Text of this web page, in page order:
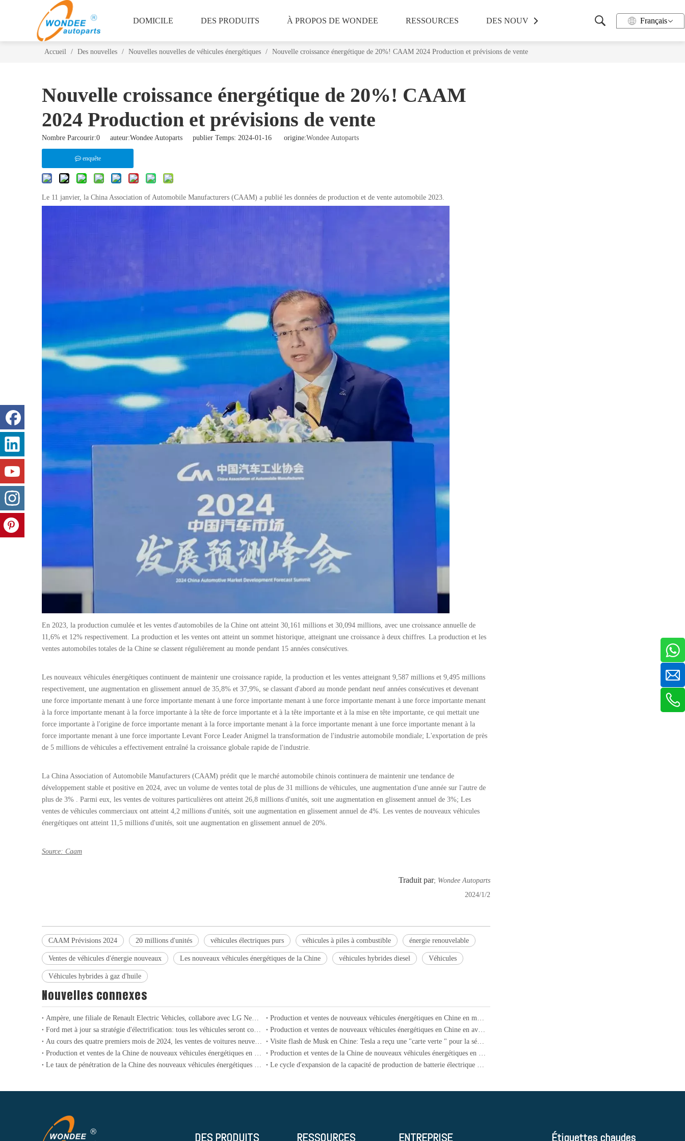
DOMICILE DES PRODUITS À PROPOS DE WONDEE RESSOURCES DES NOUVELLES PRENDRE CONTACT
Français
Accueil / Des nouvelles / Nouvelles nouvelles de véhicules énergétiques / Nouvelle croissance énergétique de 20%! CAAM 2024 Production et prévisions de vente
Nouvelle croissance énergétique de 20%! CAAM
2024 Production et prévisions de vente
Nombre Parcourir:0 auteur:Wondee Autoparts publier Temps: 2024-01-16 origine:Wondee Autoparts
enquête
Le 11 janvier, la China Association of Automobile Manufacturers (CAAM) a publié les données de production et de vente automobile 2023.
En 2023, la production cumulée et les ventes d'automobiles de la Chine ont atteint 30,161 millions et 30,094 millions, avec une croissance annuelle de
11,6% et 12% respectivement. La production et les ventes ont atteint un sommet historique, atteignant une croissance à deux chiffres. La production et les
ventes automobiles totales de la Chine se classent régulièrement au monde pendant 15 années consécutives.
Les nouveaux véhicules énergétiques continuent de maintenir une croissance rapide, la production et les ventes atteignant 9,587 millions et 9,495 millions
respectivement, une augmentation en glissement annuel de 35,8% et 37,9%, se classant d'abord au monde pendant neuf années consécutives et devenant
une force importante menant à une force importante menant à une force importante menant à une force importante menant à une force importante menant
à la force importante menant à la force importante à la tête de force importante et à la tête importante et à la mise en tête importante, ce qui mettait une
force importante à l'origine de force importante menant à la force importante menant à la force importante menant à une force importante menant à la
force importante menant à une force importante Levant Force Leader Anigmel la transformation de l'industrie automobile mondiale; L'exportation de près
de 5 millions de véhicules a effectivement entraîné la croissance globale rapide de l'industrie.
La China Association of Automobile Manufacturers (CAAM) prédit que le marché automobile chinois continuera de maintenir une tendance de
développement stable et positive en 2024, avec un volume de ventes total de plus de 31 millions de véhicules, une augmentation d'une année sur l'autre de
plus de 3% . Parmi eux, les ventes de voitures particulières ont atteint 26,8 millions d'unités, soit une augmentation en glissement annuel de 3%; Les
ventes de véhicules commerciaux ont atteint 4,2 millions d'unités, soit une augmentation en glissement annuel de 4%. Les ventes de nouveaux véhicules
énergétiques ont atteint 11,5 millions d'unités, soit une augmentation en glissement annuel de 20%.
Source: Caam
Traduit par; Wondee Autoparts
2024/1/2
CAAM Prévisions 2024 20 millions d'unités véhicules électriques purs véhicules à piles à combustible énergie renouvelable
Ventes de véhicules d'énergie nouveaux Les nouveaux véhicules énergétiques de la Chine véhicules hybrides diesel Véhicules
Véhicules hybrides à gaz d'huile
Nouvelles connexes
Ampère, une filiale de Renault Electric Vehicles, collabore avec LG New Energy et Catl pour développer une technologie de batterie
Production et ventes de nouveaux véhicules énergétiques en Chine en mai 2024
Ford met à jour sa stratégie d'électrification: tous les véhicules seront convertis en versions hybrides d'ici 2030
Production et ventes de nouveaux véhicules énergétiques en Chine en avril 2024
Au cours des quatre premiers mois de 2024, les ventes de voitures neuves des véhicules électriques chinoises sur le marché brésilien ont atteint 8 fois celle de la même période l'année dernière
Visite flash de Musk en Chine: Tesla a reçu une "carte verte " pour la sécurité des données, jusqu'où FSD va-t-il entrer en Chine
Production et ventes de la Chine de nouveaux véhicules énergétiques en mars 2024
Production et ventes de la Chine de nouveaux véhicules énergétiques en janvier 2024
Le taux de pénétration de la Chine des nouveaux véhicules énergétiques devrait dépasser 40% en 2024
Le cycle d'expansion de la capacité de production de batterie électrique de la Chine est terminé et entrera dans un cycle de contraction
DES PRODUITS RESSOURCES ENTREPRISE Étiquettes chaudes